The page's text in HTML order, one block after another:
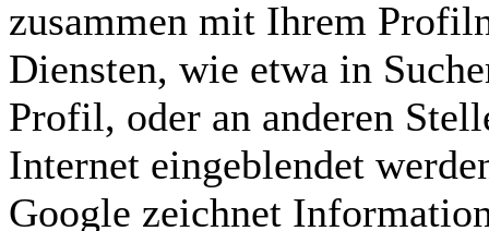
zusammen mit Ihrem
Diensten, wie etwa in
Profil, oder an anderen
Internet eingeblendet
Google zeichnet